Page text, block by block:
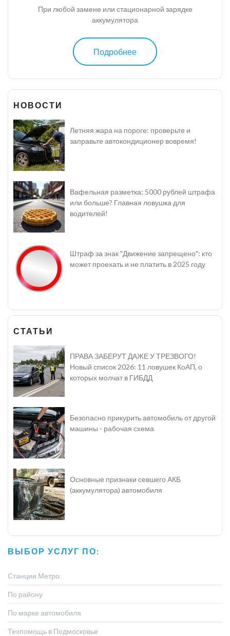
При любой замене или стационарной зарядке
аккумулятора
Подробнее
НОВОСТИ
Летняя жара на пороге: проверьте и
заправьте автокондиционер вовремя!
Вафельная разметка: 5000 рублей штрафа
или больше? Главная ловушка для
водителей!
Штраф за знак "Движение запрещено": кто
может проехать и не платить в 2025 году
СТАТЬИ
ПРАВА ЗАБЕРУТ ДАЖЕ У ТРЕЗВОГО!
Новый список 2026: 11 ловушек КоАП, о
которых молчат в ГИБДД
Безопасно прикурить автомобиль от другой
машины - рабочая схема
Основные признаки севшего АКБ
(аккумулятора) автомобиля
ВЫБОР УСЛУГ ПО:
Станции Метро
По району
По марке автомобиля
Техпомощь в Подмосковье